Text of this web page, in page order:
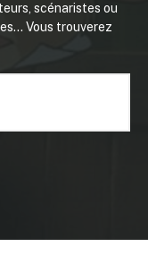
scénaristes ou
Vous trouverez